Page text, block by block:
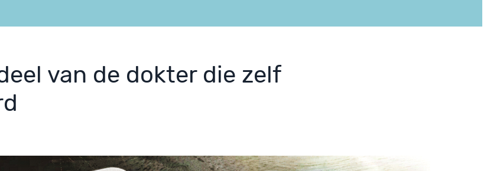
van de dokter die zelf